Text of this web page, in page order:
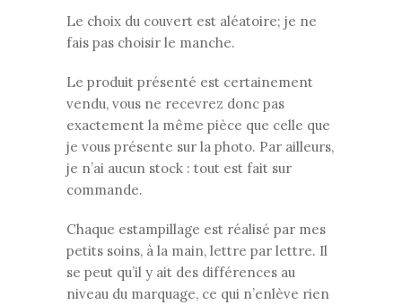
Le choix du couvert est aléatoire; je ne
fais pas choisir le manche.
Le produit présenté est certainement
vendu, vous ne recevrez donc pas
exactement la même pièce que celle que
je vous présente sur la photo. Par ailleurs,
je n’ai aucun stock : tout est fait sur
commande.
Chaque estampillage est réalisé par mes
petits soins, à la main, lettre par lettre. Il
se peut qu’il y ait des différences au
niveau du marquage, ce qui n’enlève rien